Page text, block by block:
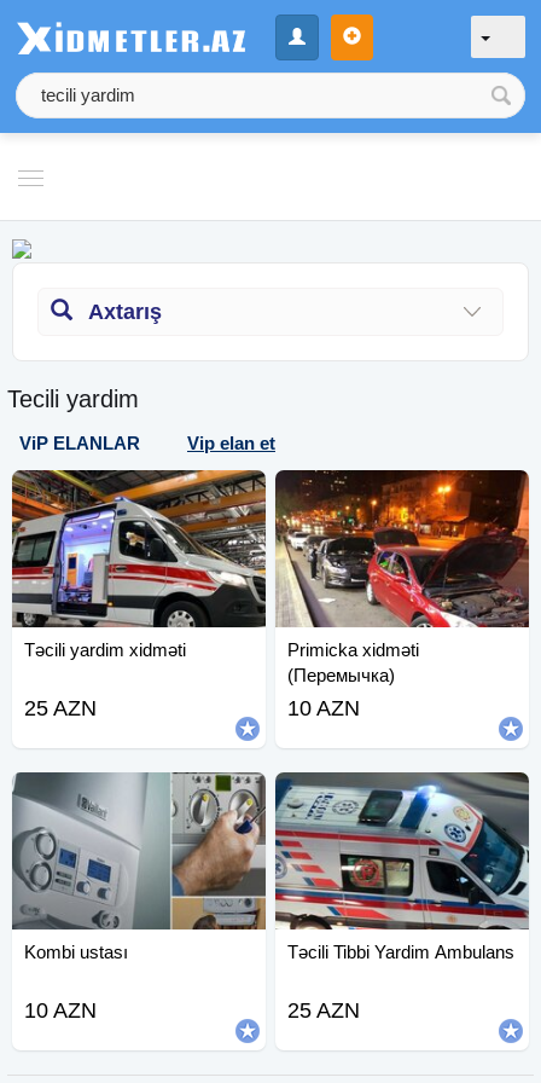
Axtarış
Tecili yardim
ViP ELANLAR Vip elan et
Təcili yardim xidməti
25 AZN
Primicka xidməti
(Перемычка)
10 AZN
Kombi ustası
10 AZN
Təcili Tibbi Yardim Ambulans
25 AZN